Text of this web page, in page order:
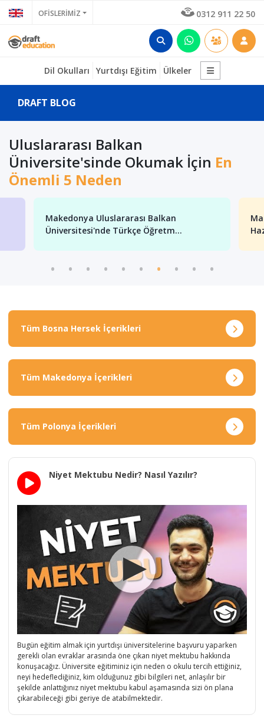
OFİSLERİMİZ 0312 911 22 50
Dil Okulları Yurtdışı Eğitim Ülkeler
DRAFT BLOG
Uluslararası Balkan
Üniversite'sinde Okumak İçin En
Önemli 5 Neden
Makedonya Uluslararası Balkan
Üniversitesi'nde Türkçe Öğretm...
Tüm Bosna Hersek İçerikleri
Tüm Makedonya İçerikleri
Tüm Polonya İçerikleri
Niyet Mektubu Nedir? Nasıl Yazılır?
Bugün eğitim almak için yurtdışı üniversitelerine başvuru yaparken
gerekli olan evraklar arasında öne çıkan niyet mektubu hakkında
konuşacağız. Üniversite eğitiminiz için neden o okulu tercih ettiğiniz,
neyi hedeflediğiniz, kim olduğunuz gibi bilgileri net, anlaşılır bir
şekilde anlattığınız niyet mektubu kabul aşamasında sizi ön plana
çıkarabileceği gibi geriye de atabilmektedir.